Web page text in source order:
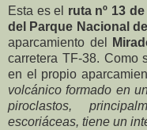
Esta es el ruta nº 13
del Parque Nacional
aparcamiento del
carretera TF-38. Como
en el propio
volcánico formado en
piroclastos,
escoriáceas, tiene un